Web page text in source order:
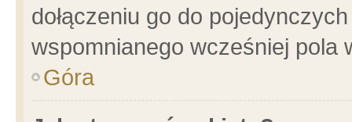
dołączeniu go do
wspomnianego wcześniej pola
Góra